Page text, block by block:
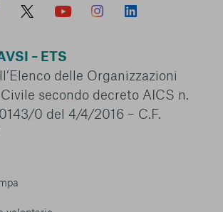
– ETS
delle Organizzazioni
secondo decreto AICS n.
0 del 4/4/2016 – C.F.